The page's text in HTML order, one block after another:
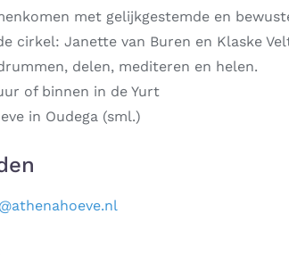
met gelijkgestemde en
cirkel: Janette van Buren en Klaske
delen, mediteren en helen.
of binnen in de Yurt
in Oudega (sml.)
@athenahoeve.nl